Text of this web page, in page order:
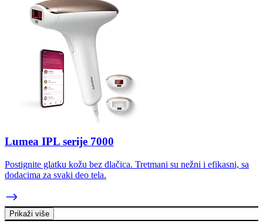
Lumea IPL serije 7000
Postignite glatku kožu bez dlačica. Tretmani su nežni i efikasni, sa
dodacima za svaki deo tela.
Prikaži više